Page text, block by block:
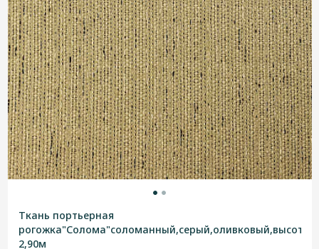
Ткань портьерная
2,90м